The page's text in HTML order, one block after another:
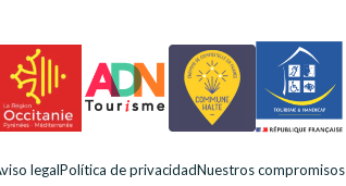
legalPolítica de privacidadNuestros compromisos